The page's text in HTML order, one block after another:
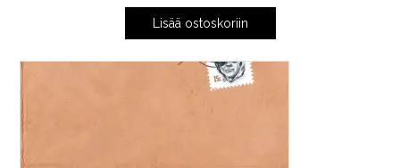
Lisää ostoskoriin